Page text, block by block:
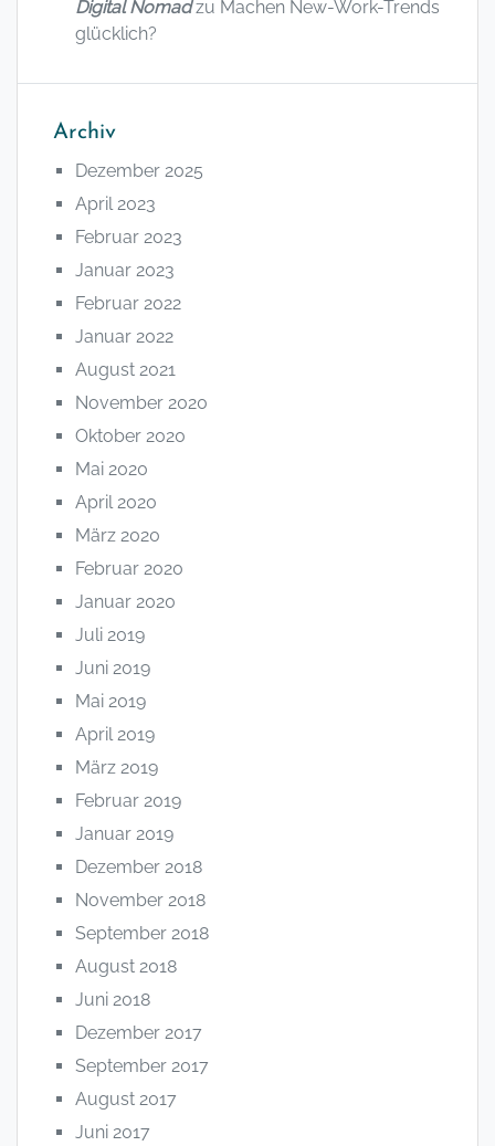
Digital Nomadzu Machen New-Work-Trends
glücklich?
Archiv
Dezember 2025
April 2023
Februar 2023
Januar 2023
Februar 2022
Januar 2022
August 2021
November 2020
Oktober 2020
Mai 2020
April 2020
März 2020
Februar 2020
Januar 2020
Juli 2019
Juni 2019
Mai 2019
April 2019
März 2019
Februar 2019
Januar 2019
Dezember 2018
November 2018
September 2018
August 2018
Juni 2018
Dezember 2017
September 2017
August 2017
Juni 2017